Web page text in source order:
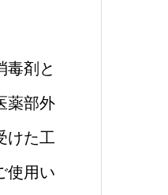
毒剤と
薬部外
けた工
使用い